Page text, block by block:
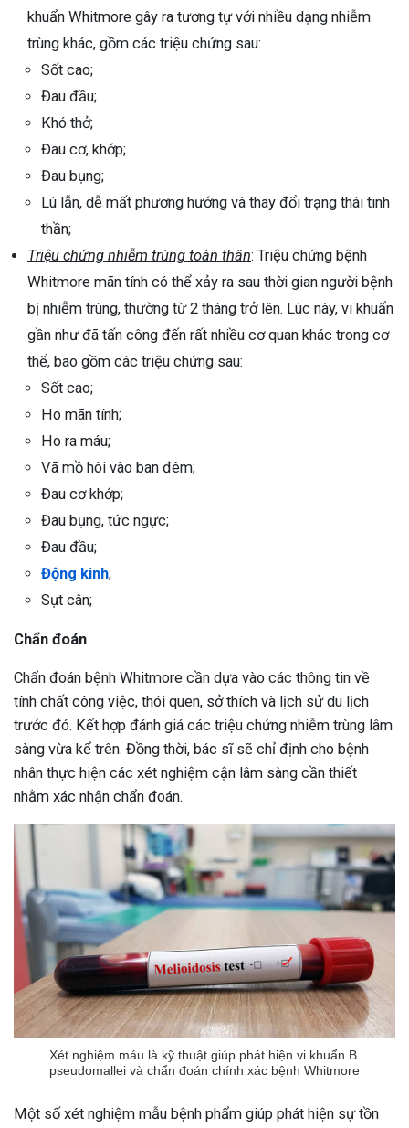
khuẩn Whitmore gây ra tương tự với nhiều dạng nhiễm
trùng khác, gồm các triệu chứng sau:
Sốt cao;
Đau đầu;
Khó thở;
Đau cơ, khớp;
Đau bụng;
Lú lẫn, dễ mất phương hướng và thay đổi trạng thái tinh
thần;
Triệu chứng nhiễm trùng toàn thân: Triệu chứng bệnh
Whitmore mãn tính có thể xảy ra sau thời gian người bệnh
bị nhiễm trùng, thường từ 2 tháng trở lên. Lúc này, vi khuẩn
gần như đã tấn công đến rất nhiều cơ quan khác trong cơ
thể, bao gồm các triệu chứng sau:
Sốt cao;
Ho mãn tính;
Ho ra máu;
Vã mồ hôi vào ban đêm;
Đau cơ khớp;
Đau bụng, tức ngực;
Đau đầu;
Động kinh;
Sụt cân;
Chẩn đoán
Chẩn đoán bệnh Whitmore cần dựa vào các thông tin về
tính chất công việc, thói quen, sở thích và lịch sử du lịch
trước đó. Kết hợp đánh giá các triệu chứng nhiễm trùng lâm
sàng vừa kể trên. Đồng thời, bác sĩ sẽ chỉ định cho bệnh
nhân thực hiện các xét nghiệm cận lâm sàng cần thiết
nhằm xác nhận chẩn đoán.
Xét nghiệm máu là kỹ thuật giúp phát hiện vi khuẩn B.
pseudomallei và chẩn đoán chính xác bệnh Whitmore
Một số xét nghiệm mẫu bệnh phẩm giúp phát hiện sự tồn